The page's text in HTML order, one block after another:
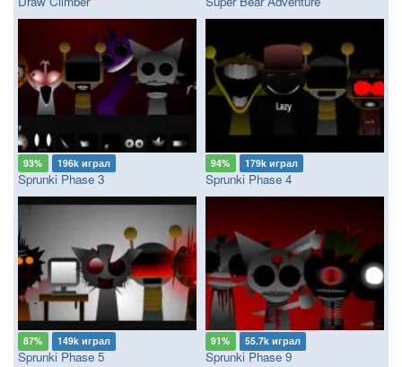
93% 196k играл
Sprunki Phase 3
94% 179k играл
Sprunki Phase 4
87% 149k играл
Sprunki Phase 5
91% 55.7k играл
Sprunki Phase 9